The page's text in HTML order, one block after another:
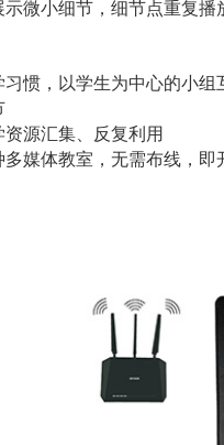
微小细节，细节点重复
惯，以学生为中心的小组
源汇集、反复利用
媒体教室，无需布线，即